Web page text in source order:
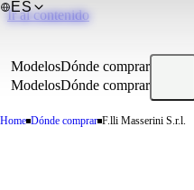
Ir al contenido
ES
Modelos
Modelos
Dónde comprar
Dónde comprar
Home Dónde comprar F.lli Masserini S.r.l.